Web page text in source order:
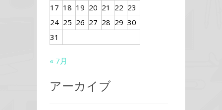
17 18 19 20 21 22 23
24 25 26 27 28 29 30
31
« 7月
アーカイブ